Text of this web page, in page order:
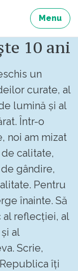
Menu
10 ani
un
curate, al
lumină și al
Într-o
noi am mizat
calitate,
gândire,
Pentru
înainte. Să
reflecției, al
al
Scrie,
îți